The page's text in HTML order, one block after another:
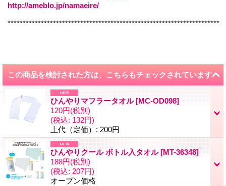
http://ameblo.jp/namaeire/
**********************************************************************
この商品を検討された方は、こちらもチェックされています
ひんやりマフラータオル[MC-OD098]
120円(税別)
(税込: 132円)
上代（定価） : 200円
ひんやりクール ボトル入タオル[MT-36348]
188円(税別)
(税込: 207円)
オープン価格